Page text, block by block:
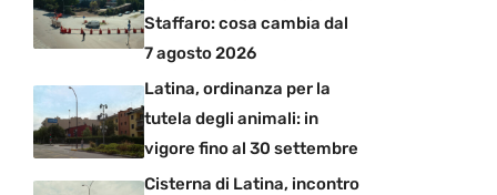
Staffaro: cosa cambia dal
7 agosto 2026
Latina, ordinanza per la
tutela degli animali: in
vigore fino al 30 settembre
Cisterna di Latina, incontro